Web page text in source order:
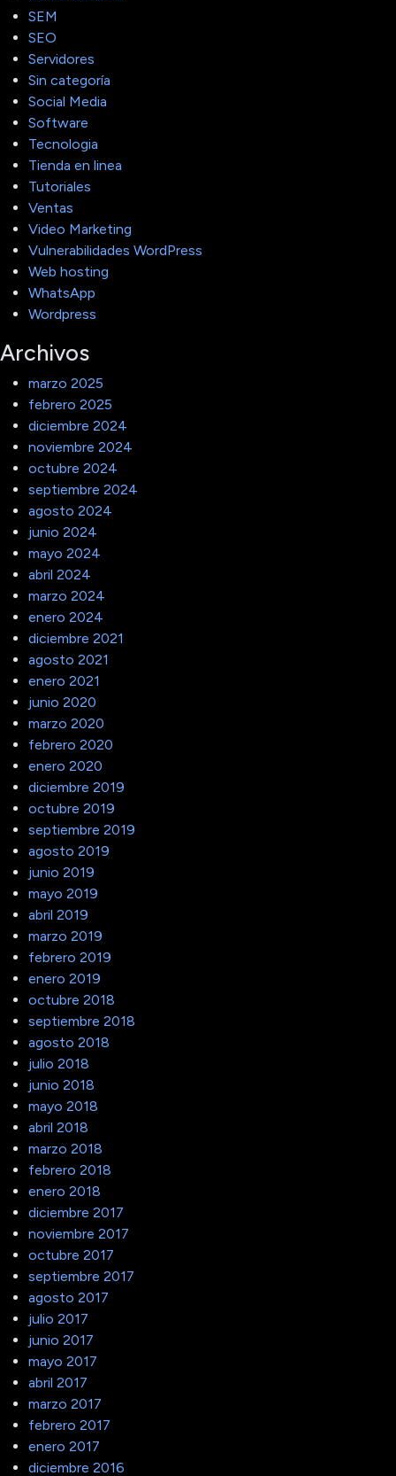
SEM
SEO
Servidores
Sin categoría
Social Media
Software
Tecnologia
Tienda en linea
Tutoriales
Ventas
Video Marketing
Vulnerabilidades WordPress
Web hosting
WhatsApp
Wordpress
Archivos
marzo 2025
febrero 2025
diciembre 2024
noviembre 2024
octubre 2024
septiembre 2024
agosto 2024
junio 2024
mayo 2024
abril 2024
marzo 2024
enero 2024
diciembre 2021
agosto 2021
enero 2021
junio 2020
marzo 2020
febrero 2020
enero 2020
diciembre 2019
octubre 2019
septiembre 2019
agosto 2019
junio 2019
mayo 2019
abril 2019
marzo 2019
febrero 2019
enero 2019
octubre 2018
septiembre 2018
agosto 2018
julio 2018
junio 2018
mayo 2018
abril 2018
marzo 2018
febrero 2018
enero 2018
diciembre 2017
noviembre 2017
octubre 2017
septiembre 2017
agosto 2017
julio 2017
junio 2017
mayo 2017
abril 2017
marzo 2017
febrero 2017
enero 2017
diciembre 2016